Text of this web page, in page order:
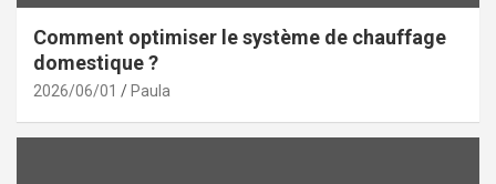
Comment optimiser le système de chauffage
domestique ?
2026/06/01 Paula